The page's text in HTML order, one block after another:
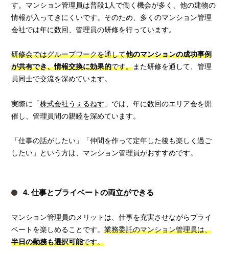
す。マンション管理員は普段1人で働く機会が多く、他の建物の
情報が入ってきにくいです。そのため、多くのマンション管理
会社では年に数回、管理員の研修を行っています。
研修会ではグループワークを通して他のマンションの成功事例
が共有でき、情報交換に効果的です。また研修を通して、管理
員同士で交流を深めています。
実際に「株式会社うぇるねす 」では、年に数回のエリア会を開
催し、管理員間の親睦を深めています。
「仕事の話がしたい」「仲間を作って定年した後も楽しく過ご
したい」という方は、マンション管理員がおすすめです。
4. 仕事とプライベートの両立ができる
マンション管理員のメリットは、仕事を充実させながらプライ
ベートを楽しめることです。業務委託のマンション管理員は、
半日の勤務も選択可能です。